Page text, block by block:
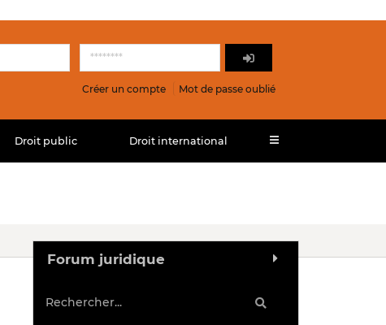
Créer un compte Mot de passe oublié
Droit public Droit international
Forum juridique